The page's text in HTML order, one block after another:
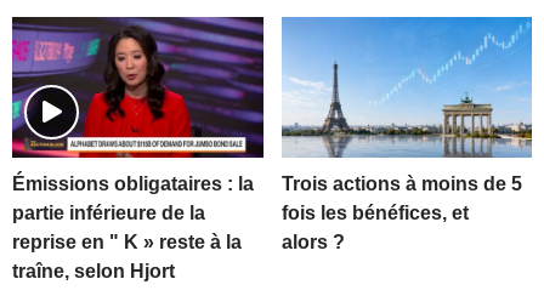
Émissions obligataires : la
partie inférieure de la
reprise en " K » reste à la
traîne, selon Hjort
Trois actions à moins de 5
fois les bénéfices, et
alors ?